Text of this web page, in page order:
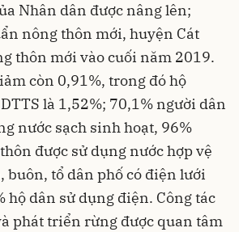
Nhân dân được nâng lên;
nông thôn mới, huyện Cát
thôn mới vào cuối năm 2019.
còn 0,91%, trong đó hộ
là 1,52%; 70,1% người dân
nước sạch sinh hoạt, 96%
được sử dụng nước hợp vệ
buôn, tổ dân phố có điện lưới
hộ dân sử dụng điện. Công tác
phát triển rừng được quan tâm